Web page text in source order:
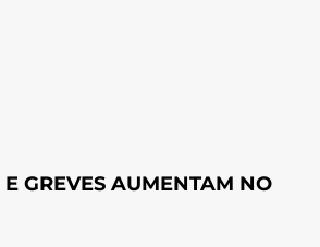
E GREVES AUMENTAM NO